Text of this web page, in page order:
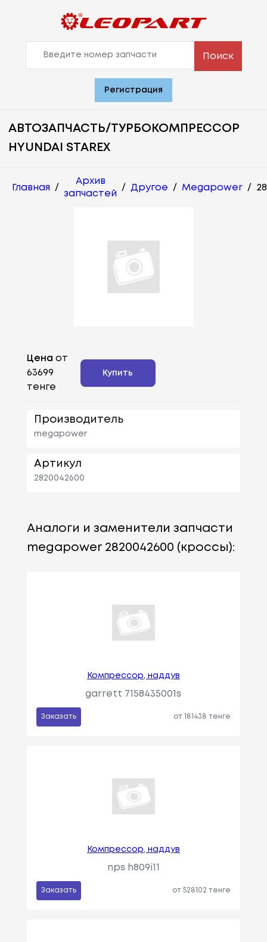
Поиск
Регистрация
АВТОЗАПЧАСТЬ/ТУРБОКОМПРЕССОР
HYUNDAI STAREX
Главная /
Архив
запчастей
/ Другое / Megapower /
Цена от
63699
тенге
Купить
Производитель
megapower
Артикул
2820042600
Аналоги и заменители запчасти
megapower 2820042600 (кроссы):
Компрессор, наддув
garrett 7158435001s
Заказать от 181438 тенге
Компрессор, наддув
nps h809i11
Заказать от 528102 тенге